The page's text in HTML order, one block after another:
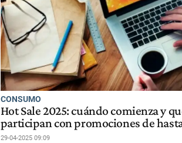
CONSUMO
Hot Sale 2025: cuándo comienza y
participan con promociones de
29-04-2025 09:09